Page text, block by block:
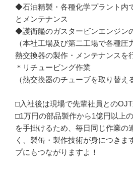
◆石油精製・各種化学プラント内
とメンテナンス
◆護衛艦のガスタービンエンジン
（本社工場及び第二工場で各種圧
熱交換器の製作・メンテナンスを
＊リチュービング作業
（熱交換器のチューブを取り替え
□入社後は現場で先輩社員とのOJT
□1万円の部品製作から1億円以上
を手掛けるため、毎日同じ作業の
く、製缶・製作技術が身につきま
プにもつながりますよ！